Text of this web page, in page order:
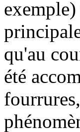
qu'au
été